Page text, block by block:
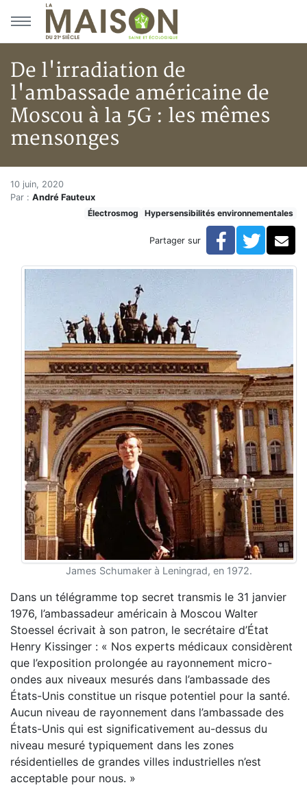
Aller au menu principal
Aller au contenu principal
De l'irradiation de
l'ambassade américaine de
Moscou à la 5G : les mêmes
mensonges
Accueil
Articles
Hypersensibilités environnementales
De l'irradiation de l'ambassade américaine de
De l'irradiation de
10 juin, 2020
Par : André Fauteux
Électrosmog
Hypersensibilités environnementales
Partager sur Facebook
James Schumaker à Leningrad, en 1972.
Dans un télégramme top secret transmis le 31 janvier
1976, l’ambassadeur américain à Moscou Walter
Stoessel écrivait à son patron, le secrétaire d’État
Henry Kissinger : « Nos experts médicaux considèrent
que l’exposition prolongée au rayonnement micro-
ondes aux niveaux mesurés dans l’ambassade des
États-Unis constitue un risque potentiel pour la santé.
Aucun niveau de rayonnement dans l’ambassade des
États-Unis qui est significativement au-dessus du
niveau mesuré typiquement dans les zones
résidentielles de grandes villes industrielles n’est
acceptable pour nous. »